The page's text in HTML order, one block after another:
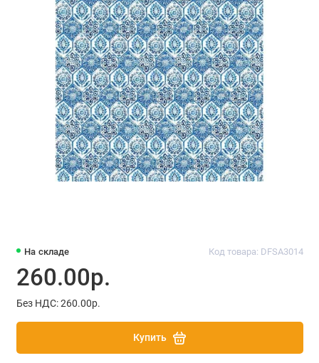
На складе Код товара: DFSA3014
260.00р.
Без НДС: 260.00р.
Купить